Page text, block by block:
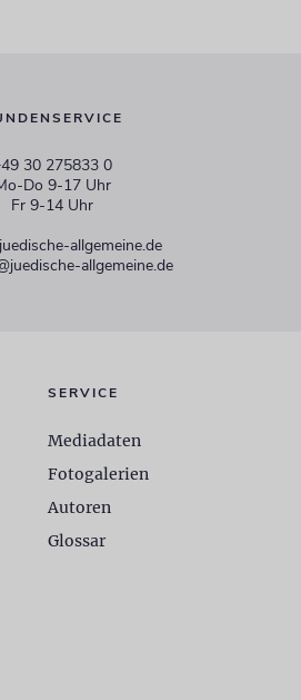
30 275833 0
Do 9-17 Uhr
Fr 9-14 Uhr
allgemeine.de
allgemeine.de
SERVICE
Mediadaten
Fotogalerien
Autoren
Glossar